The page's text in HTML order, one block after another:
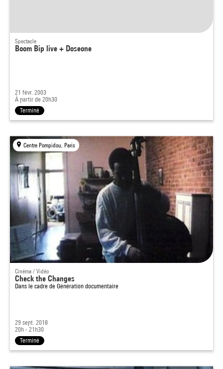
Spectacle
Boom Bip live + Doseone
21 févr. 2003
À partir de 20h30
Terminé
Centre Pompidou, Paris
Cinéma / Vidéo
Check the Changes
Dans le cadre de Génération documentaire
29 sept. 2018
20h - 21h30
Terminé